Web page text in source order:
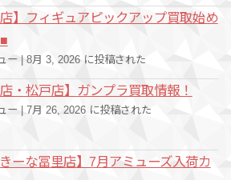
店】フィギュアピックアップ買取始め
ー 8月 3, 2026 に投稿された
店・松戸店】ガンプラ買取情報！
ー 7月 26, 2026 に投稿された
きーな冨里店】7月アミューズ入荷カ